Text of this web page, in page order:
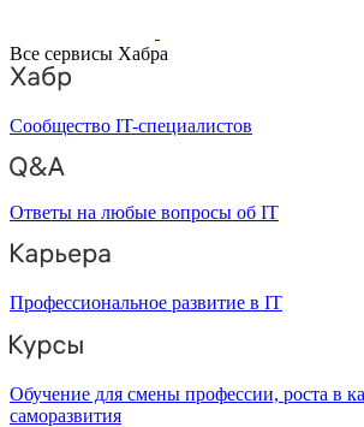
Все сервисы Хабра
Сообщество IT-специалистов
Ответы на любые вопросы об IT
Профессиональное развитие в IT
Обучение для смены профессии, роста в
саморазвития